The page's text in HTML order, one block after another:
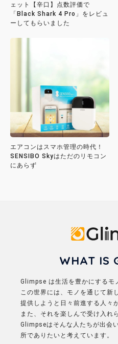
ェット【辛口】点数評価で
「Black Shark 4 Pro」をレビュ
ーしてもらいました
エアコンはスマホ管理の時代！
SENSIBO Skyはただのリモコン
にあらず
WHAT IS
Glimpse は生活を豊かにするモ
この世界には、モノを通じて新
提供しようと日々前進する人々
また、それを楽しんで受け入れ
Glimpseはそんな人たちが出会
所でありたいと考えています。